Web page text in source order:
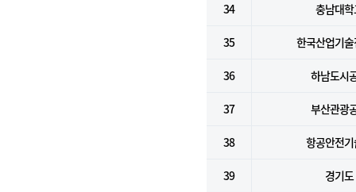
34 충남대
35 한국산업기
36 하남도시
37 부산관광
38 항공안전
39 경기도